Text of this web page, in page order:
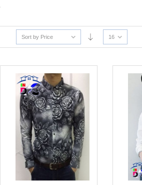
Sort by Price 16